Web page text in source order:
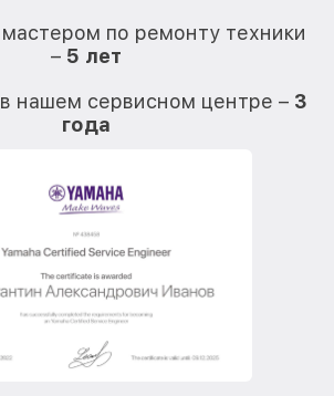
по ремонту техники
– 5 лет
нашем сервисном центре – 3
года